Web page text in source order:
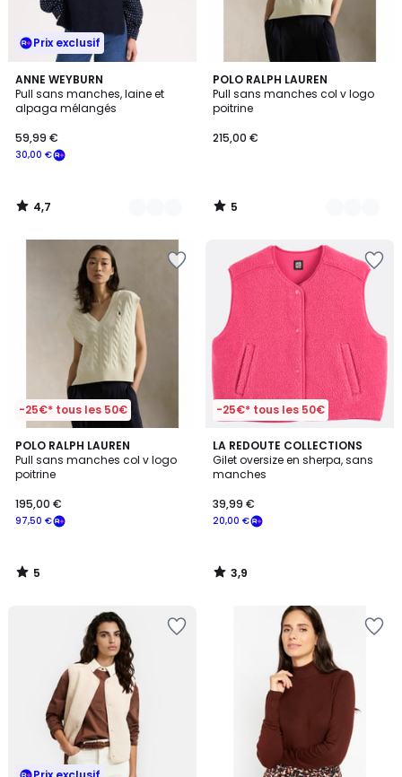
Prix exclusif
ANNE WEYBURN
Pull sans manches, laine et
alpaga mélangés
30,00 €
59,99 €
4,7
/ 5
3
Couleurs
4,7
/
POLO RALPH LAUREN
Pull sans manches col v logo
poitrine
215,00 €
5
/
5
3
Couleurs
5
/
-25€* tous les 50€
POLO RALPH LAUREN
Pull sans manches col v logo
poitrine
97,50 €
195,00 €
5
/
5
5
/
-25€* tous les 50€
LA REDOUTE COLLECTIONS
Gilet oversize en sherpa, sans
manches
20,00 €
39,99 €
3,9
/ 5
3,9
/